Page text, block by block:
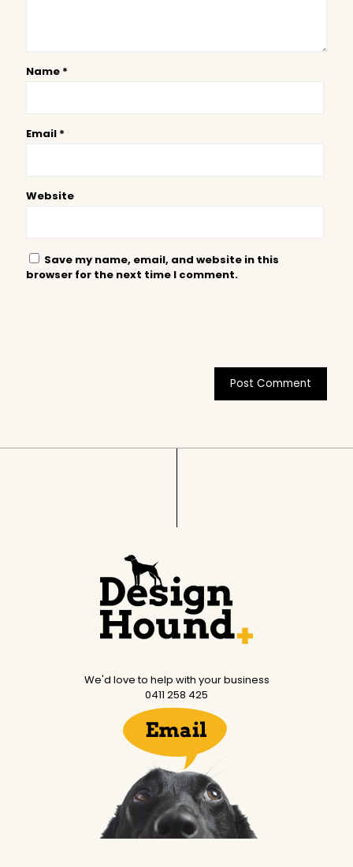
Name *
Email *
Website
Save my name, email, and website in this
browser for the next time I comment.
We'd love to help with your business
0411 258 425